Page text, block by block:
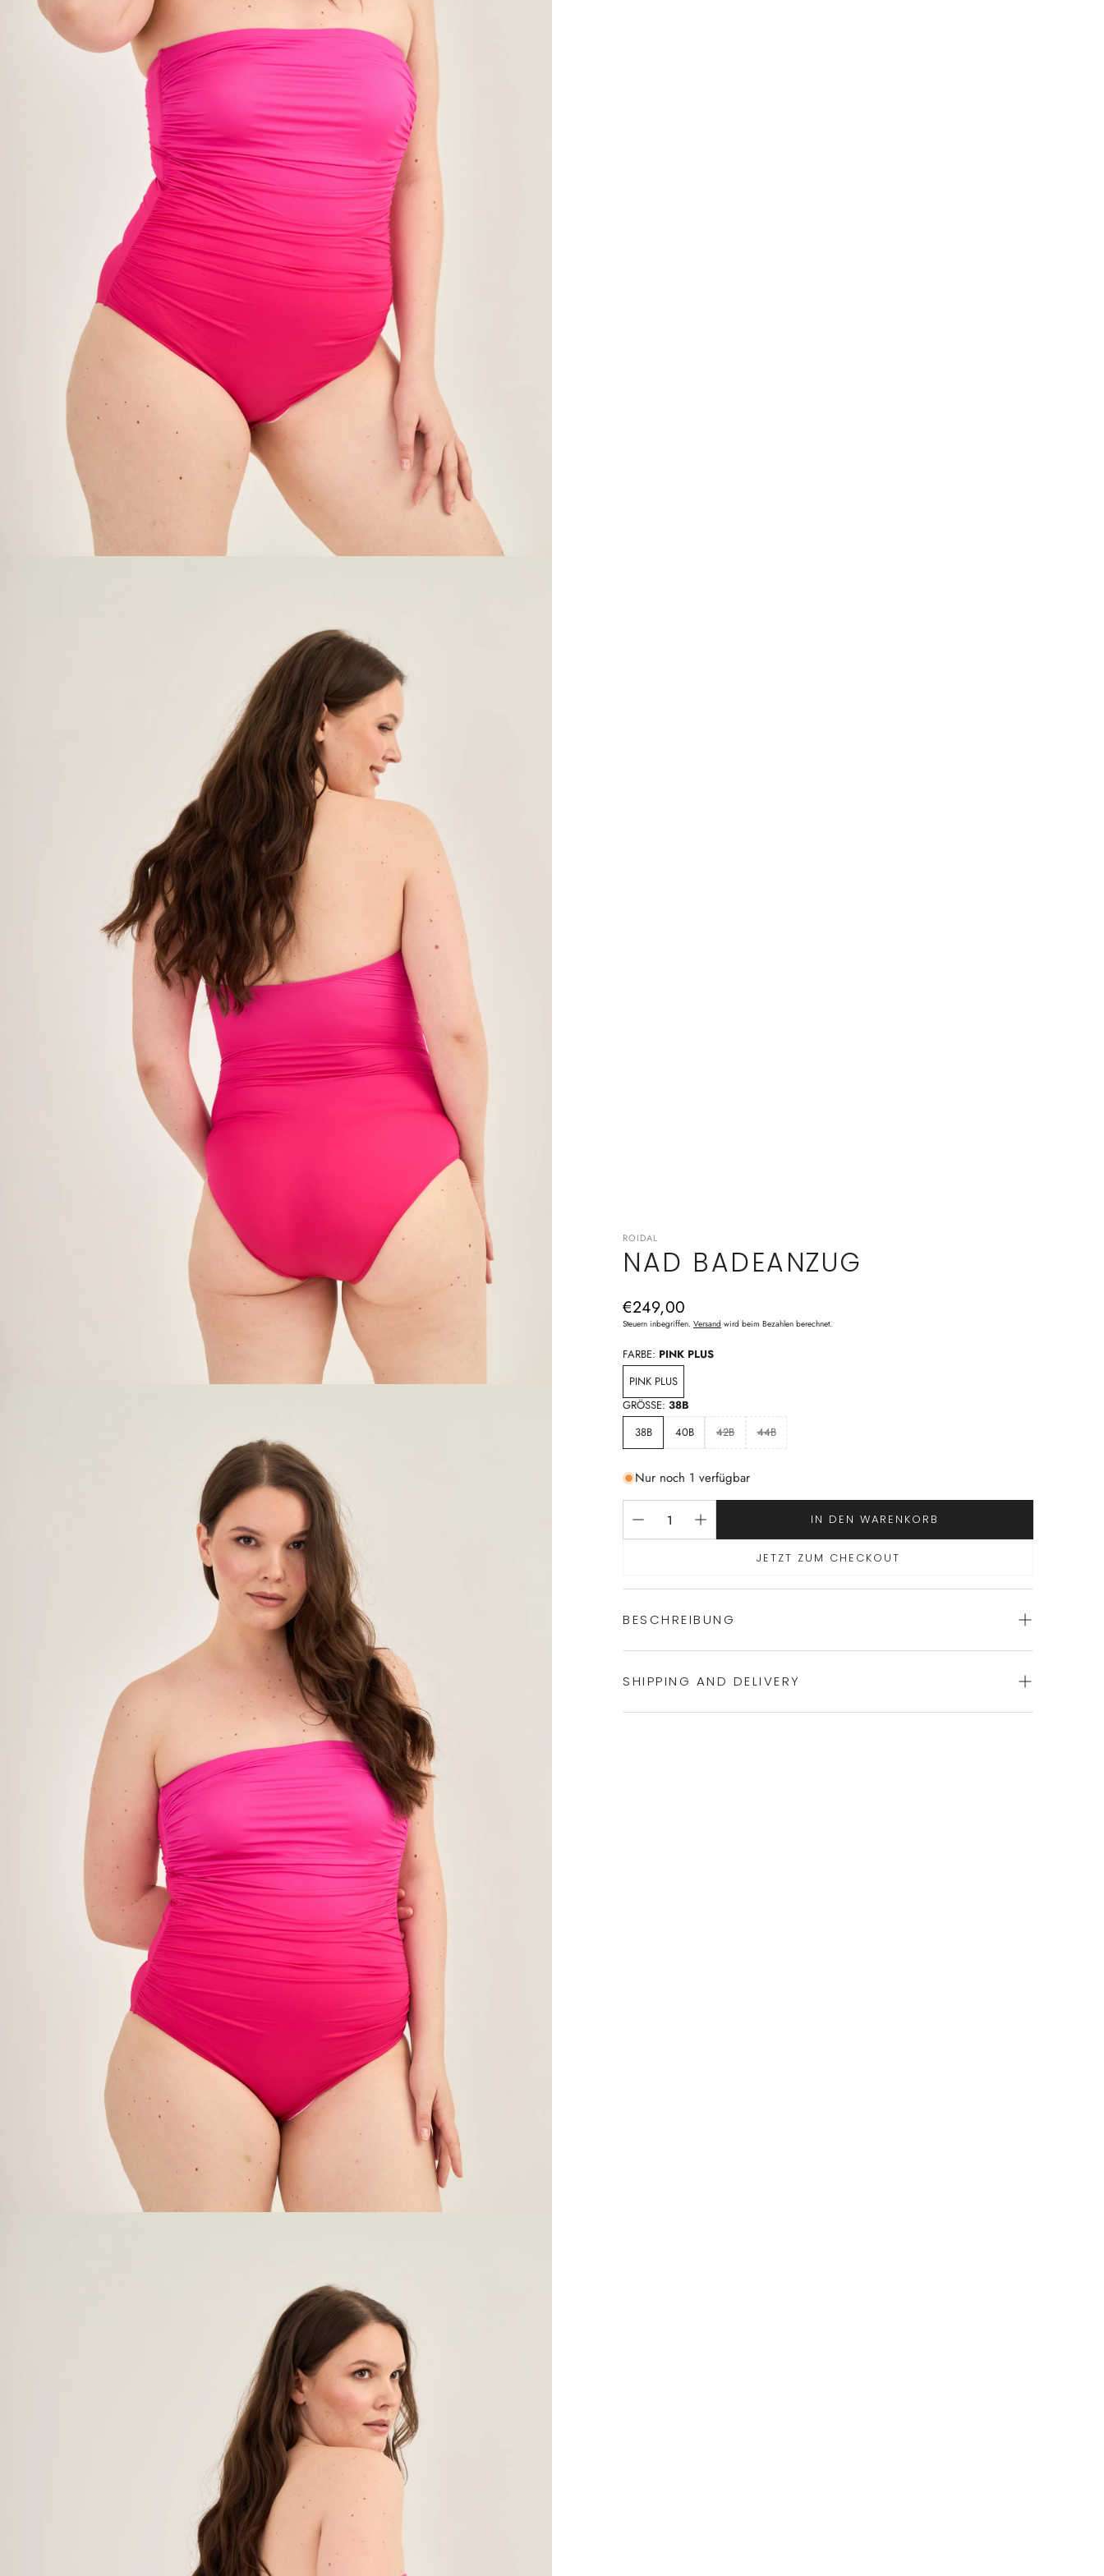
ROIDAL
NAD BADEANZUG
Normaler
Preis
€249,00
Steuern inbegriffen. Versand wird beim Bezahlen berechnet.
FARBE: PINK PLUS
PINK PLUS
GRÖSSE: 38B
38B
40B 42B 44B
Nur noch 1 verfügbar
IN DEN WARENKORB
JETZT ZUM CHECKOUT
BESCHREIBUNG
Bustier geschnittener Badeanzug von ROIDAL
SHIPPING AND DELIVERY